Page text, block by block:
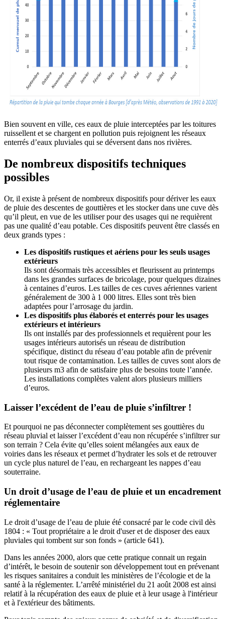
Bien souvent en ville, ces eaux de pluie interceptées par les toitures
ruissellent et se chargent en pollution puis rejoignent les réseaux
enterrés d’eaux pluviales qui se déversent dans nos rivières.
De nombreux dispositifs techniques
possibles
Or, il existe à présent de nombreux dispositifs pour dériver les eaux
de pluie des descentes de gouttières et les stocker dans une cuve dès
qu’il pleut, en vue de les utiliser pour des usages qui ne requièrent
pas une qualité d’eau potable. Ces dispositifs peuvent être classés en
deux grands types :
Les dispositifs rustiques et aériens pour les seuls usages
extérieurs
Ils sont désormais très accessibles et fleurissent au printemps
dans les grandes surfaces de bricolage, pour quelques dizaines
à centaines d’euros. Les tailles de ces cuves aériennes varient
généralement de 300 à 1 000 litres. Elles sont très bien
adaptées pour l’arrosage du jardin.
Les dispositifs plus élaborés et enterrés pour les usages
extérieurs et intérieurs
Ils ont installés par des professionnels et requièrent pour les
usages intérieurs autorisés un réseau de distribution
spécifique, distinct du réseau d’eau potable afin de prévenir
tout risque de contamination. Les tailles de cuves sont alors de
plusieurs m3 afin de satisfaire plus de besoins toute l’année.
Les installations complètes valent alors plusieurs milliers
d’euros.
Laisser l’excédent de l’eau de pluie s’infiltrer !
Et pourquoi ne pas déconnecter complètement ses gouttières du
réseau pluvial et laisser l’excédent d’eau non récupérée s’infiltrer sur
son terrain ? Cela évite qu’elles soient mélangées aux eaux de
voiries dans les réseaux et permet d’hydrater les sols et de retrouver
un cycle plus naturel de l’eau, en rechargeant les nappes d’eau
souterraine.
Un droit d’usage de l’eau de pluie et un encadrement
réglementaire
Le droit d’usage de l’eau de pluie été consacré par le code civil dès
1804 : « Tout propriétaire a le droit d'user et de disposer des eaux
pluviales qui tombent sur son fonds » (article 641).
Dans les années 2000, alors que cette pratique connait un regain
d’intérêt, le besoin de soutenir son développement tout en prévenant
les risques sanitaires a conduit les ministères de l’écologie et de la
santé à la réglementer. L’arrêté ministériel du 21 août 2008 est ainsi
relatif à la récupération des eaux de pluie et à leur usage à l'intérieur
et à l'extérieur des bâtiments.